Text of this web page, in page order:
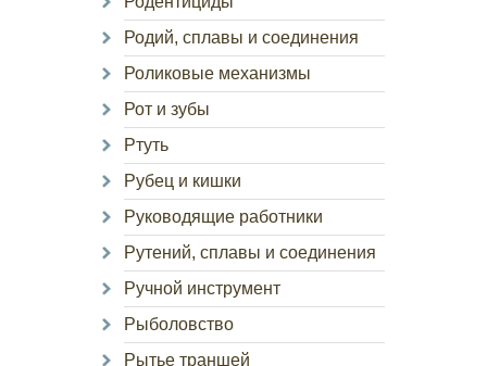
Родий, сплавы и соединения
Роликовые механизмы
Рот и зубы
Ртуть
Рубец и кишки
Руководящие работники
Рутений, сплавы и соединения
Ручной инструмент
Рыболовство
Рытье траншей